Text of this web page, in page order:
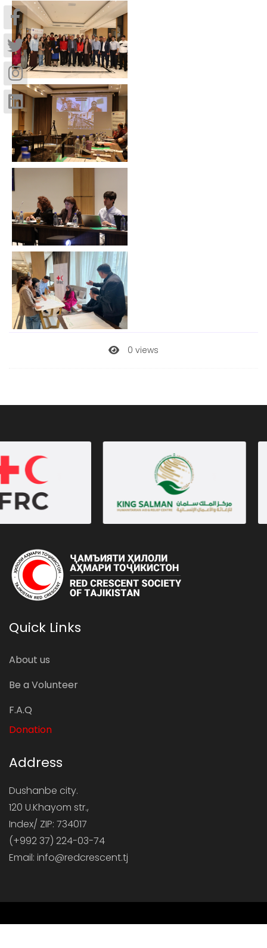
0 views
Quick Links
About us
Be a Volunteer
F.A.Q
Donation
Address
Dushanbe city.
120 U.Khayom str.,
Index/ ZIP: 734017
(+992 37) 224-03-74
Email: info@redcrescent.tj